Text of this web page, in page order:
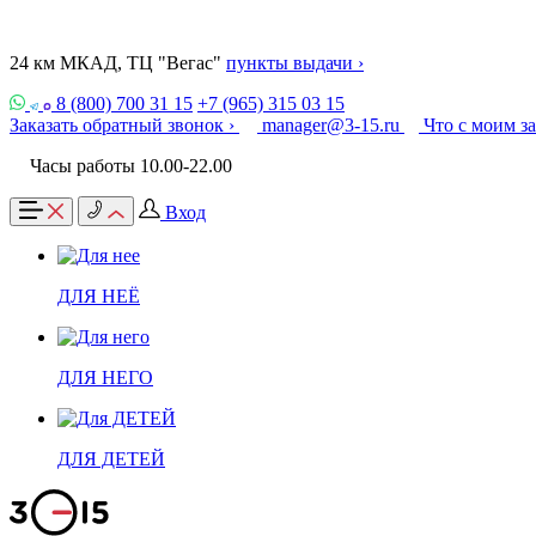
24 км МКАД, ТЦ "Вегас" пункты выдачи ›
8 (800) 700 31 15 +7 (965) 315 03 15
Заказать обратный звонок ›
manager@3-15.ru
Что с моим
Часы работы 10.00-22.00
Вход
ДЛЯ НЕЁ
ДЛЯ НЕГО
ДЛЯ ДЕТЕЙ